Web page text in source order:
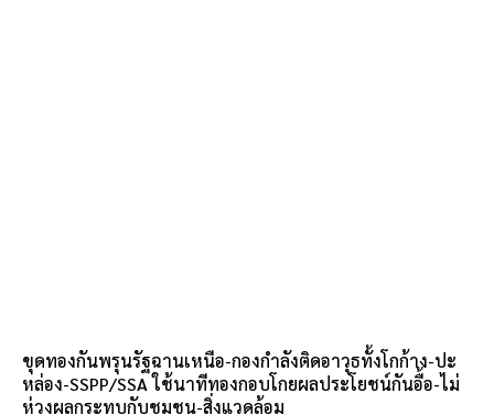
ขุดทองกันพรุนรัฐฉานเหนือ-กองกำลังติดอาวุธทั้งโกก้าง-ปะ
หล่อง-SSPP/SSA ใช้นาทีทองกอบโกยผลประโยชน์กันอื้อ-ไม่
ห่วงผลกระทบกับชุมชน-สิ่งแวดล้อม